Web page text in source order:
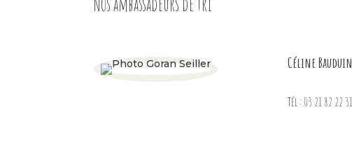
Céline Bauduin
Tél : 03 21 82 22 31